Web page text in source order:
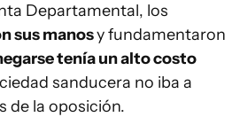
Departamental, los
sus manosy fundamentaron
tenía un alto costo
sanducera no iba a
de la oposición.